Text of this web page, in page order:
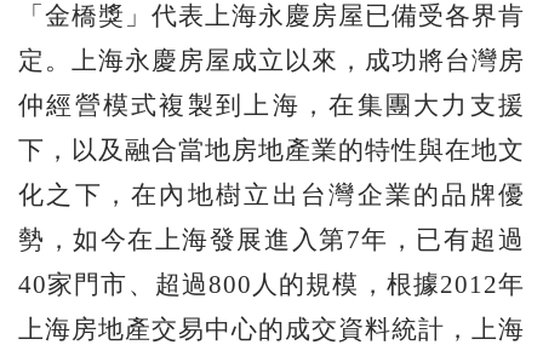
「金橋獎」代表上海永慶房屋已備受各界肯
定。上海永慶房屋成立以來，成功將台灣房
仲經營模式複製到上海，在集團大力支援
下，以及融合當地房地產業的特性與在地文
化之下，在內地樹立出台灣企業的品牌優
勢，如今在上海發展進入第7年，已有超過
40家門市、超過800人的規模，根據2012年
上海房地產交易中心的成交資料統計，上海